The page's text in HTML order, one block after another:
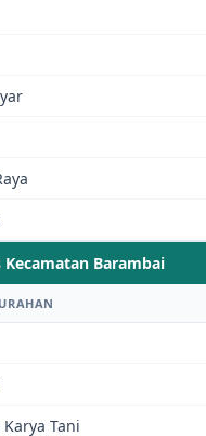
Kecamatan Barambai
Tani